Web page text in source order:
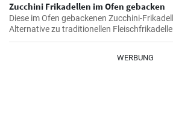
Zucchini Frikadellen im Ofen gebacken
Diese im Ofen gebackenen Zucchini-
Alternative zu traditionellen
den Frikadellen einen sanften und frischen
hervorragend als Hauptgericht oder als
WERBUNG